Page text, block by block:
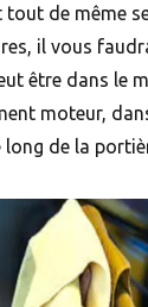
tout de même
il vous
être dans le
moteur,
long de la